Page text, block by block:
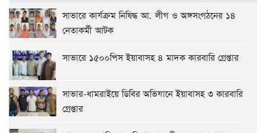
সাভারে কার্যক্রম নিষিদ্ধ আ. লীগ ও অঙ্গসংগঠনের ১৪
নেতাকর্মী আটক
সাভারে ১৫০০পিস ইয়াবাসহ ৪ মাদক কারবারি গ্রেপ্তার
সাভার-ধামরাইয়ে ডিবির অভিযানে ইয়াবাসহ ৩ কারবারি
গ্রেপ্তার